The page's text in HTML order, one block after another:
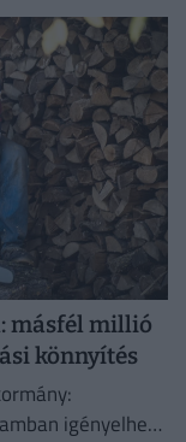
másfél millió
könnyítés
igényelhető